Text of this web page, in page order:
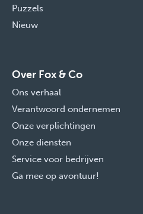
Puzzels
Nieuw
Over Fox & Co
Ons verhaal
Verantwoord ondernemen
Onze verplichtingen
Onze diensten
Service voor bedrijven
Ga mee op avontuur!